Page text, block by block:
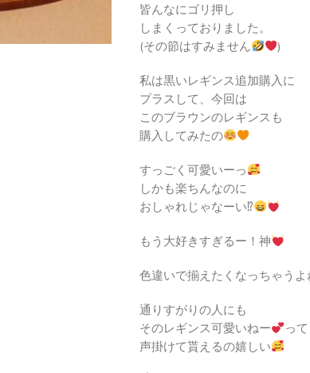
皆んなにゴリ押し
しまくっておりました。
(その節はすみません
)
私は黒いレギンス追加購入に
プラスして、今回は
このブラウンのレギンスも
購入してみたの
すっごく可愛いーっ
しかも楽ちんなのに
おしゃれじゃなーい⁉
もう大好きすぎるー！神
色違いで揃えたくなっちゃうよ
通りすがりの人にも
そのレギンス可愛いねー
って
声掛けて貰えるの嬉しい